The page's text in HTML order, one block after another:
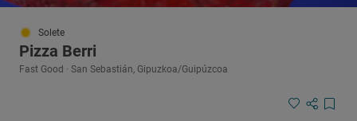
Solete
Pizza Berri
Fast Good · San Sebastián, Gipuzkoa/Guipúzcoa